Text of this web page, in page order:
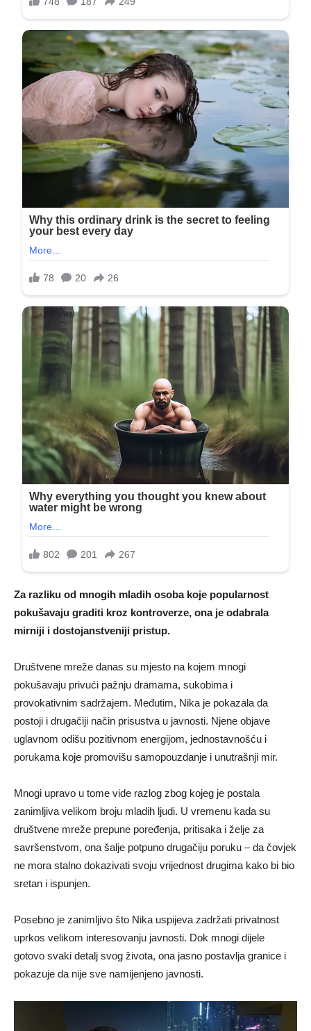
Za razliku od mnogih mladih osoba koje popularnost
pokušavaju graditi kroz kontroverze, ona je odabrala
mirniji i dostojanstveniji pristup.
Društvene mreže danas su mjesto na kojem mnogi
pokušavaju privući pažnju dramama, sukobima i
provokativnim sadržajem. Međutim, Nika je pokazala da
postoji i drugačiji način prisustva u javnosti. Njene objave
uglavnom odišu pozitivnom energijom, jednostavnošću i
porukama koje promovišu samopouzdanje i unutrašnji mir.
Mnogi upravo u tome vide razlog zbog kojeg je postala
zanimljiva velikom broju mladih ljudi. U vremenu kada su
društvene mreže prepune poređenja, pritisaka i želje za
savršenstvom, ona šalje potpuno drugačiju poruku – da čovjek
ne mora stalno dokazivati svoju vrijednost drugima kako bi bio
sretan i ispunjen.
Posebno je zanimljivo što Nika uspijeva zadržati privatnost
uprkos velikom interesovanju javnosti. Dok mnogi dijele
gotovo svaki detalj svog života, ona jasno postavlja granice i
pokazuje da nije sve namijenjeno javnosti.